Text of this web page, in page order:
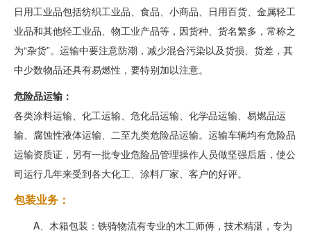
日用工业品包括纺织工业品、食品、小商品、日用百货、金属轻工
业品和其他轻工业品、物工业产品等，因货种、货名繁多，常称之
为“杂货”。运输中要注意防潮，减少混合污染以及货损、货差，其
中少数物品还具有易燃性，要特别加以注意。
危险品运输：
各类涂料运输、化工运输、危化品运输、化学品运输、易燃品运
输、腐蚀性液体运输、二至九类危险品运输。运输车辆均有危险品
运输资质证，另有一批专业危险品管理操作人员做坚强后盾，使公
司运行几年来受到各大化工、涂料厂家、客户的好评。
包装业务：
A、木箱包装：铁骑物流有专业的木工师傅，技术精湛，专为